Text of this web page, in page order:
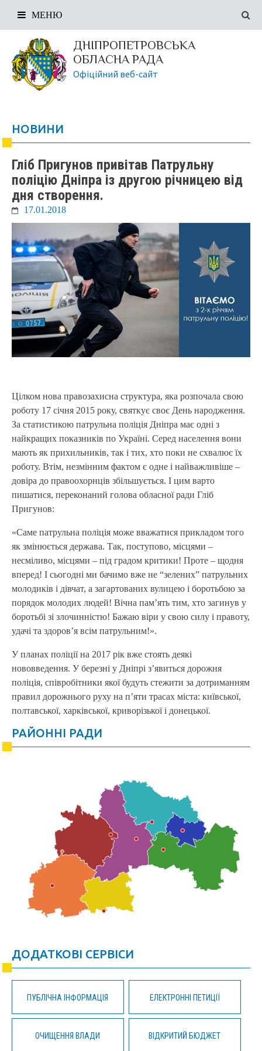
ДНІПРОПЕТРОВСЬКА
ОБЛАСНА РАДА
Офіційний веб-сайт
МЕНЮ
НОВИНИ
Гліб Пригунов привітав Патрульну
поліцію Дніпра із другою річницею від
дня створення.
17.01.2018
Цілком нова правозахисна структура, яка розпочала свою
роботу 17 січня 2015 року, святкує своє День народження.
За статистикою патрульна поліція Дніпра має одні з
найкращих показників по Україні. Серед населення вони
мають як прихильників, так і тих, хто поки не схвалює їх
роботу. Втім, незмінним фактом є одне і найважливіше –
довіра до правоохорнців збільшується. І цим варто
пишатися, переконаний голова обласної ради Гліб
Пригунов:
«Саме патрульна поліція може вважатися прикладом того
як змінюється держава. Так, поступово, місцями –
несміливо, місцями – під градом критики! Проте – щодня
вперед! І сьогодні ми бачимо вже не “зелених” патрульних
молодиків і дівчат, а загартованих вулицею і боротьбою за
порядок молодих людей! Вічна пам’ять тим, хто загинув у
боротьбі зі злочинністю! Бажаю віри у свою силу і правоту,
удачі та здоров’я всім патрульним!».
У планах поліції на 2017 рік вже стоять деякі
нововведення. У березні у Дніпрі з’явиться дорожня
поліція, співробітники якої будуть стежити за дотриманням
правил дорожнього руху на п’яти трасах міста: київської,
полтавської, харківської, криворізької і донецької.
РАЙОННІ РАДИ
ДОДАТКОВІ СЕРВІСИ
ПУБЛІЧНА ІНФОРМАЦІЯ ЕЛЕКТРОННІ ПЕТИЦІЇ
ОЧИЩЕННЯ ВЛАДИ ВІДКРИТИЙ БЮДЖЕТ